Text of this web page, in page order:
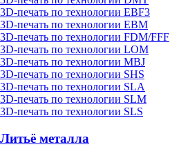
3D-печать по технологии EBF3
3D-печать по технологии EBM
3D-печать по технологии FDM/FFF
3D-печать по технологии LOM
3D-печать по технологии MBJ
3D-печать по технологии SHS
3D-печать по технологии SLA
3D-печать по технологии SLM
3D-печать по технологии SLS
Литьё металла